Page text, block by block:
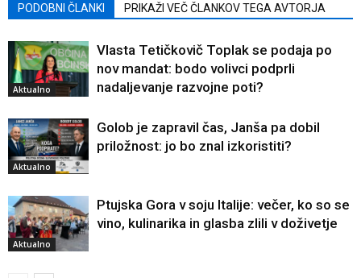
PODOBNI ČLANKI PRIKAŽI VEČ ČLANKOV TEGA AVTORJA
Aktualno
Vlasta Tetičkovič Toplak se podaja po
nov mandat: bodo volivci podprli
nadaljevanje razvojne poti?
Aktualno
Golob je zapravil čas, Janša pa dobil
priložnost: jo bo znal izkoristiti?
Aktualno
Ptujska Gora v soju Italije: večer, ko so se
vino, kulinarika in glasba zlili v doživetje